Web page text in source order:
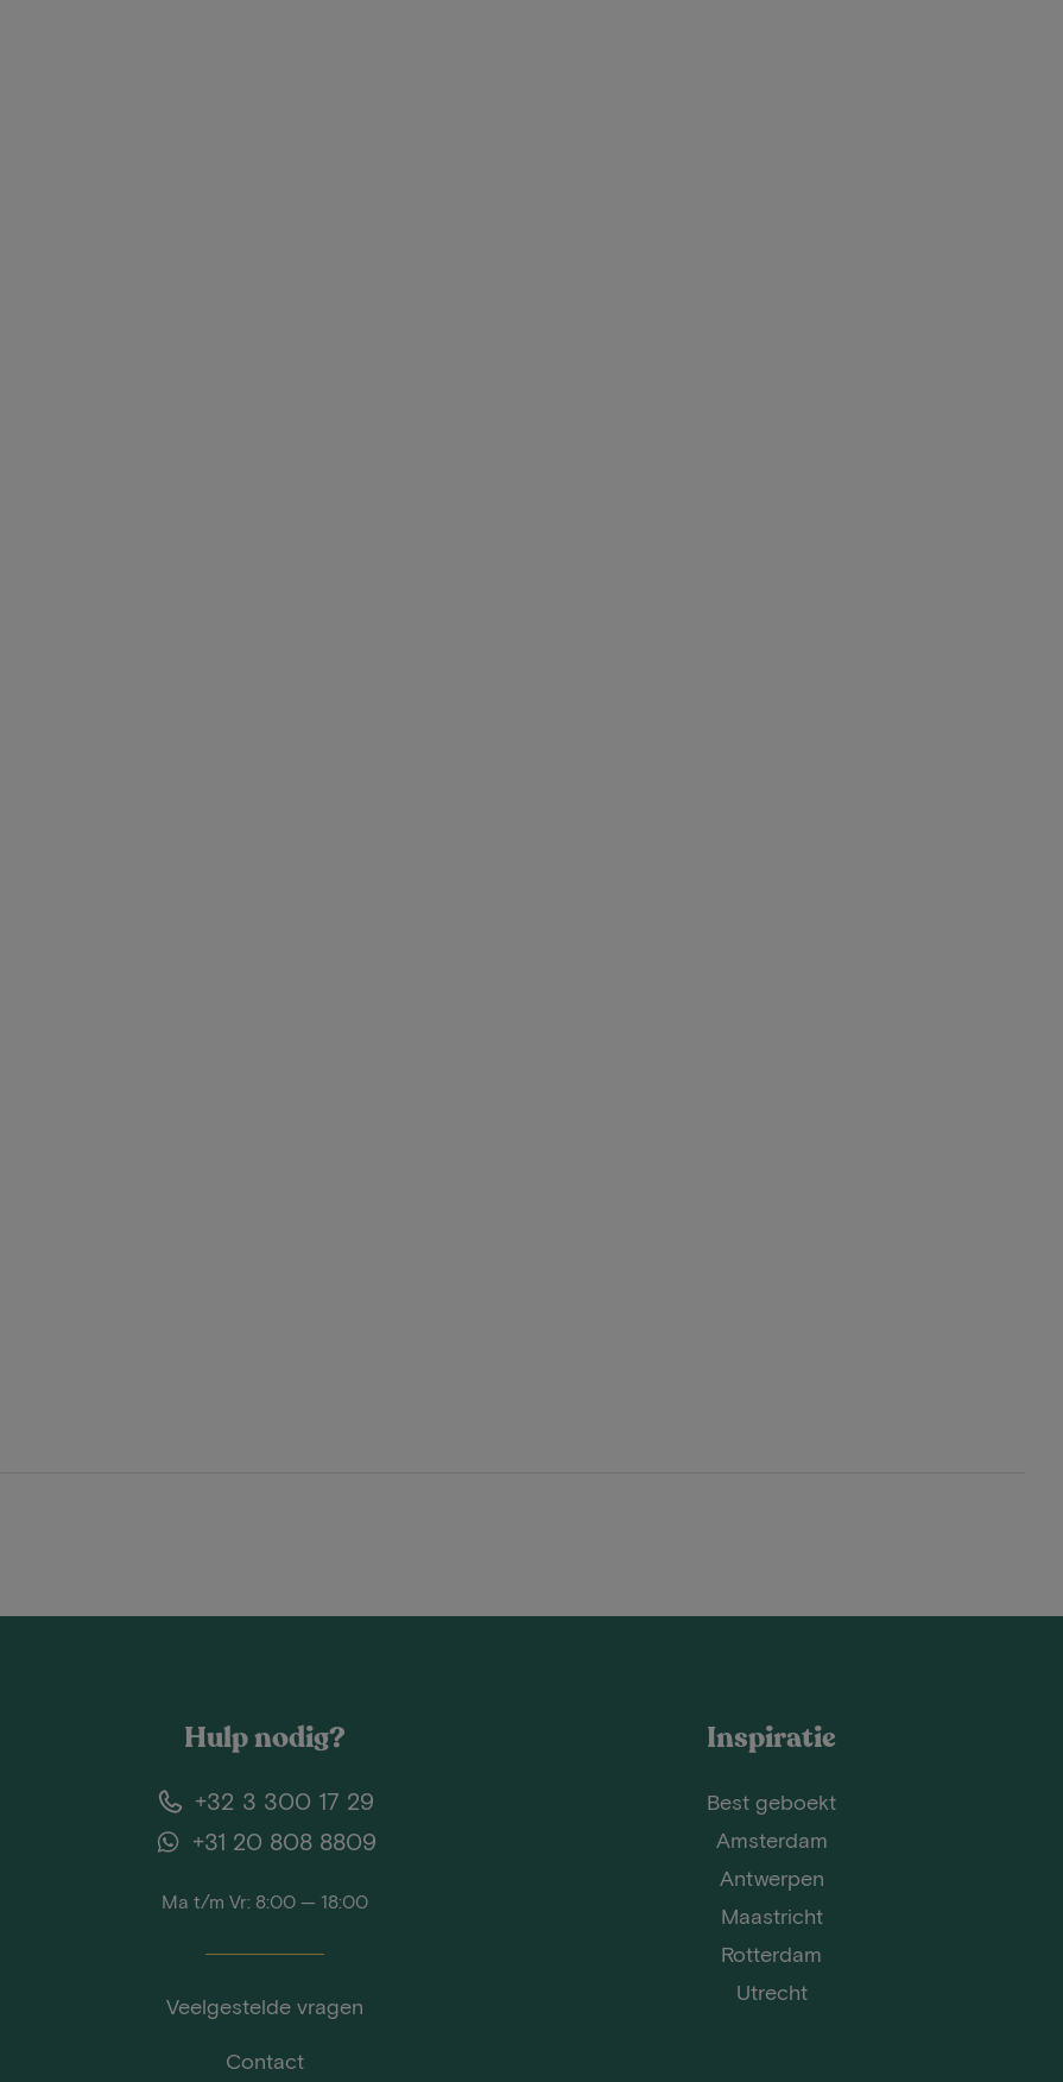
Hulp nodig?
+32 3 300 17 29
+31 20 808 8809
Ma t/m Vr: 8:00 — 18:00
Veelgestelde vragen
Contact
Inspiratie
Best geboekt
Amsterdam
Antwerpen
Maastricht
Rotterdam
Utrecht